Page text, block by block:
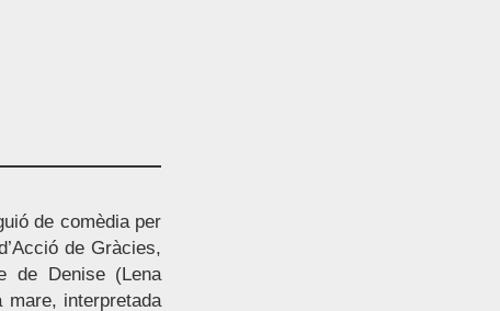
de comèdia per
de Gràcies,
de Denise (Lena
interpretada